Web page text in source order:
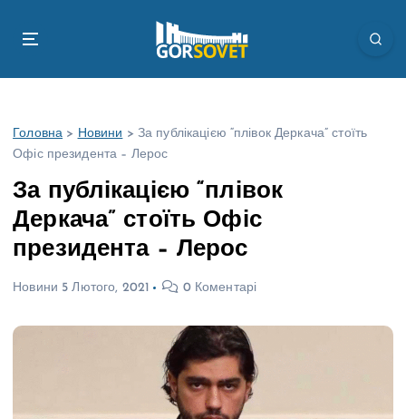
Головна > Новини > За публікацією “плівок Деркача” стоїть
Офіс президента – Лерос
За публікацією “плівок
Деркача” стоїть Офіс
президента – Лерос
Новини 5 Лютого, 2021 0 Коментарі